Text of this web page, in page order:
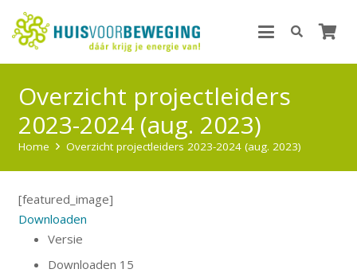
Overzicht projectleiders
2023-2024 (aug. 2023)
Home Overzicht projectleiders 2023-2024 (aug. 2023)
[featured_image]
Downloaden
Versie
Downloaden 15